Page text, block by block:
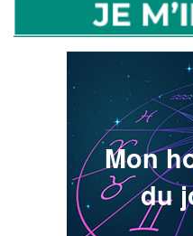
Mon
du